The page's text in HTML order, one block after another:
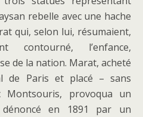
rebelle avec une hache
qui, selon lui, résumaient,
contourné, l’enfance,
de la nation. Marat, acheté
de Paris et placé – sans
provoqua un
en 1891 par un